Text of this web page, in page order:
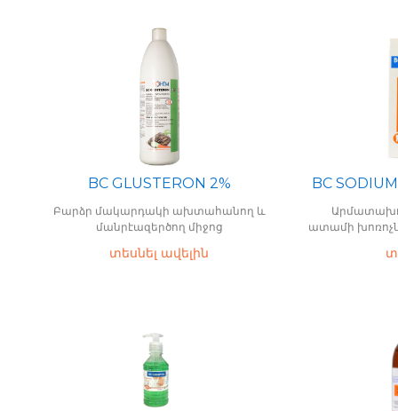
BC GLUSTERON 2%
Բարձր մակարդակի ախտահանող և
մանրէազերծող միջոց
տեսնել ավելին
BC
ատամի